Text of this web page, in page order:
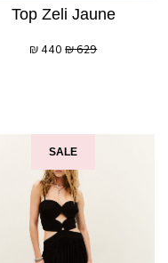
Top Zeli Jaune
629
₪
440
₪
SALE